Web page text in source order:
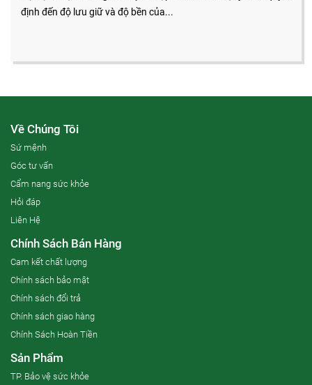
định đến độ lưu giữ và độ bền của...
Về Chúng Tôi
Sứ mệnh
Góc tư vấn
Cẩm nang sức khỏe
Hỏi đáp
Liên Hệ
Chính Sách Bán Hàng
Cam kết chất lượng
Chính sách bảo mật
Chính sách đổi trả
Chính sách giao hàng
Chính Sách Hoàn Tiền
Sản Phẩm
TP. Bảo vệ sức khỏe